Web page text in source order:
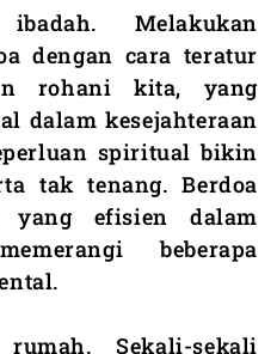
Melakukan
dengan cara teratur
rohani kita, yang
dalam kesejahteraan
spiritual bikin
tak tenang. Berdoa
yang efisien dalam
beberapa
Sekali-sekali